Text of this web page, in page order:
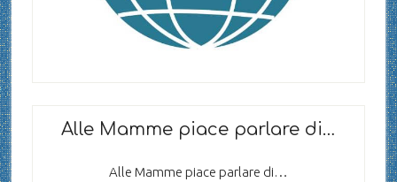
Alle Mamme piace parlare di…
Alle Mamme piace parlare di…